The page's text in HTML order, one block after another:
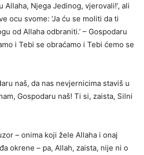
Allaha, Njega Jedinog, vjerovali!’, ali
ocu svome: ‘Ja ću se moliti da ti
od Allaha odbraniti.’ – Gospodaru
i Tebi se obraćamo i Tebi ćemo se
naš, da nas nevjernicima staviš u
Gospodaru naš! Ti si, zaista, Silni
– onima koji žele Allaha i onaj
okrene – pa, Allah, zaista, nije ni o